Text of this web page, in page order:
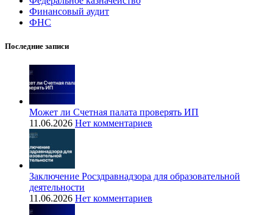
Финансовый аудит
ФНС
Последние записи
Может ли Счетная палата проверять ИП
11.06.2026 Нет комментариев
Заключение Росздравнадзора для образовательной
деятельности
11.06.2026 Нет комментариев